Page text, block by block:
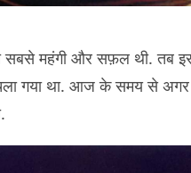
सबसे महंगी और सफ़ल थी. तब
गया था. आज के समय से